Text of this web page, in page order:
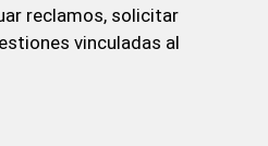
reclamos, solicitar
vinculadas al